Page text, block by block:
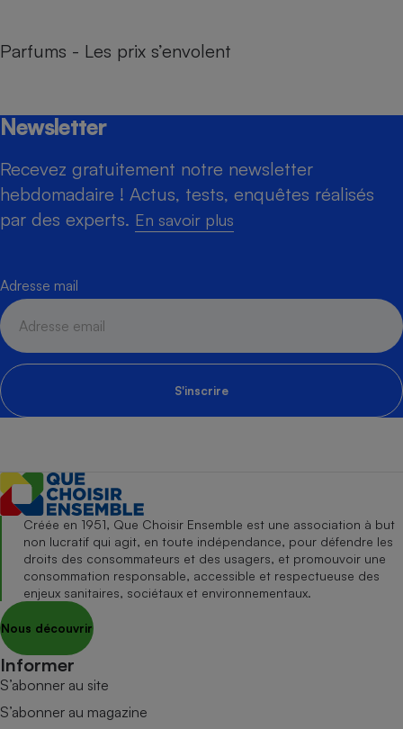
Parfums - Les prix s’envolent
Newsletter
Recevez gratuitement notre newsletter
hebdomadaire ! Actus, tests, enquêtes réalisés
par des experts. En savoir plus
Adresse mail
S'inscrire
Créée en 1951, Que Choisir Ensemble est une association à but
non lucratif qui agit, en toute indépendance, pour défendre les
droits des consommateurs et des usagers, et promouvoir une
consommation responsable, accessible et respectueuse des
enjeux sanitaires, sociétaux et environnementaux.
Nous découvrir
Informer
S’abonner au site
S’abonner au magazine